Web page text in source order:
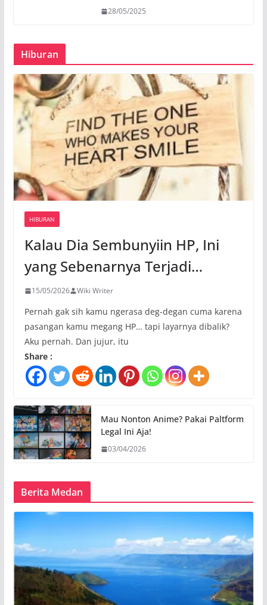
28/05/2025
Hiburan
HIBURAN
Kalau Dia Sembunyiin HP, Ini
yang Sebenarnya Terjadi…
15/05/2026 Wiki Writer
Pernah gak sih kamu ngerasa deg-degan cuma karena
pasangan kamu megang HP… tapi layarnya dibalik?
Aku pernah. Dan jujur, itu
Share :
Mau Nonton Anime? Pakai Paltform
Legal Ini Aja!
03/04/2026
Berita Medan